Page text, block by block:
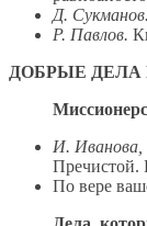
Д. Сукманов.
Р. Павлов.
ДОБРЫЕ
И. Иванова,
Пречистой.
По вере